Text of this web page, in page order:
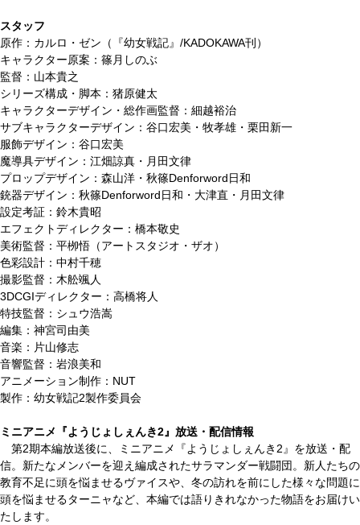
スタッフ
原作：カルロ・ゼン（『幼女戦記』/KADOKAWA刊）
キャラクター原案：篠月しのぶ
監督：山本貴之
シリーズ構成・脚本：猪原健太
キャラクターデザイン・総作画監督：細越裕治
サブキャラクターデザイン：谷口宏美・牧孝雄・栗田新一
服飾デザイン：谷口宏美
魔導具デザイン：江畑諒真・月田文律
プロップデザイン：森山洋・秋篠Denforword日和
銃器デザイン：秋篠Denforword日和・大津直・月田文律
設定考証：鈴木貴昭
エフェクトディレクター：橋本敬史
美術監督：平栁悟（アートスタジオ・ザオ）
色彩設計：中村千穂
撮影監督：木舩颯人
3DCGIディレクター：高橋将人
特技監督：シュウ浩嵩
編集：神宮司由美
音楽：片山修志
音響監督：岩浪美和
アニメーション制作：NUT
製作：幼女戦記2製作委員会
ミニアニメ『ようじょしぇんき2』放送・配信情報
第2期本編放送後に、ミニアニメ『ようじょしぇんき2』を放送・配
信。新たなメンバーを迎え編成されたサラマンダー戦闘団。新人たちの
教育不足に頭を悩ませるヴァイスや、冬の訪れを前にした様々な問題に
頭を悩ませるターニャなど、本編では語りきれなかった物語をお届けい
たします。